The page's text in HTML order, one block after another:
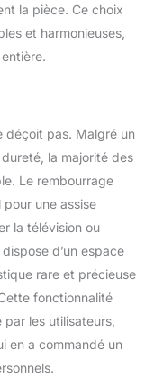
la pièce. Ce choix
et harmonieuses,
déçoit pas. Malgré un
la majorité des
Le rembourrage
une assise
la télévision ou
d’un espace
rare et précieuse
fonctionnalité
les utilisateurs,
en a commandé un